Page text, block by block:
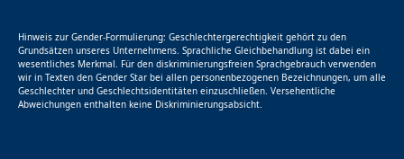
Hinweis zur Gender-Formulierung: Geschlechtergerechtigkeit gehört zu den
Grundsätzen unseres Unternehmens. Sprachliche Gleichbehandlung ist dabei ein
wesentliches Merkmal. Für den diskriminierungsfreien Sprachgebrauch verwenden
wir in Texten den Gender Star bei allen personenbezogenen Bezeichnungen, um alle
Geschlechter und Geschlechtsidentitäten einzuschließen. Versehentliche
Abweichungen enthalten keine Diskriminierungsabsicht.